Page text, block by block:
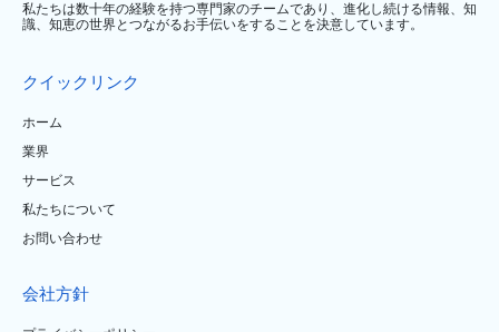
私たちは数十年の経験を持つ専門家のチームであり、進化し続ける情報、知
識、知恵の世界とつながるお手伝いをすることを決意しています。
クイックリンク
ホーム
業界
サービス
私たちについて
お問い合わせ
会社方針